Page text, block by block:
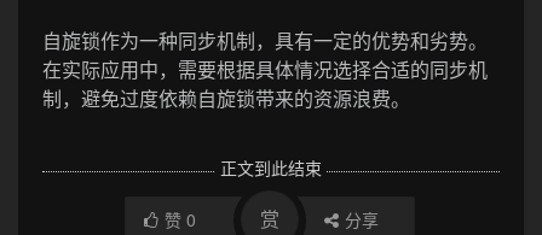
自旋锁作为一种同步机制，具有一定的优势和劣势。
在实际应用中，需要根据具体情况选择合适的同步机
制，避免过度依赖自旋锁带来的资源浪费。
正文到此结束
赞 0 赏 分享